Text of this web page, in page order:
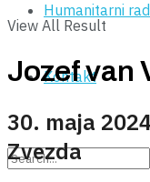
View All Result
Humanitarni rad
Kontakt
Jozef van
30. maja
Zvezda